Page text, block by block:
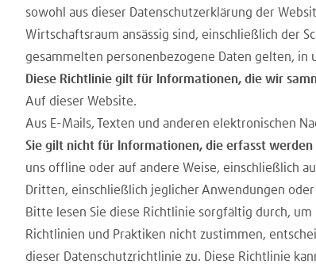
sowohl aus dieser Datenschutzerklärung der
Wirtschaftsraum ansässig sind, einschließlich der
gesammelten personenbezogene Daten gelten, in
Diese Richtlinie gilt für Informationen, die wir
Auf dieser Website.
Aus E-Mails, Texten und anderen elektronischen
Sie gilt nicht für Informationen, die erfasst werden
uns offline oder auf andere Weise, einschließlich
Dritten, einschließlich jeglicher Anwendungen
Bitte lesen Sie diese Richtlinie sorgfältig durch,
Richtlinien und Praktiken nicht zustimmen,
dieser Datenschutzrichtlinie zu. Diese Richtlinie